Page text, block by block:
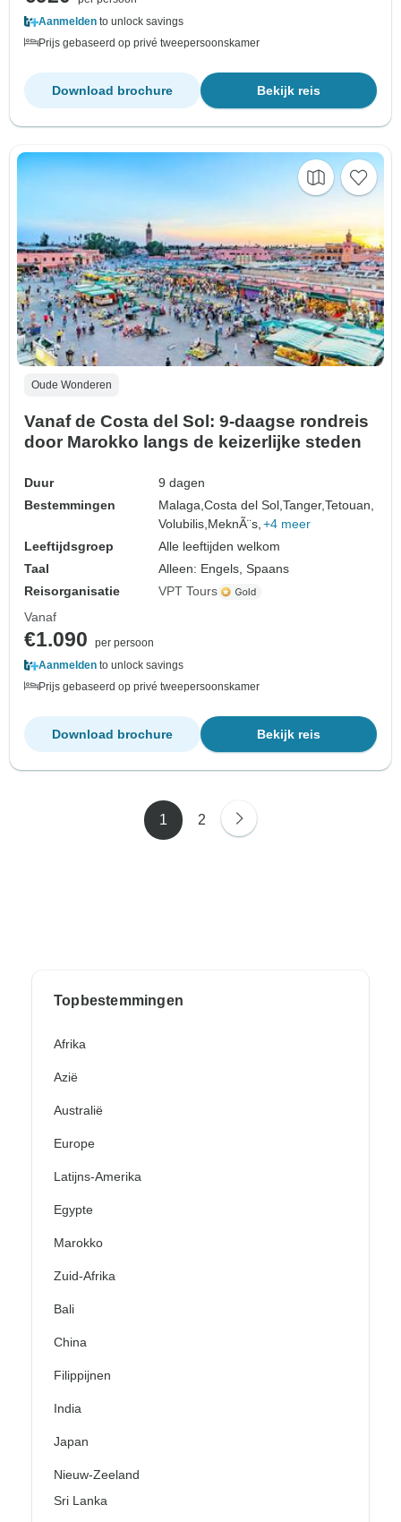
Aanmelden to unlock savings
Prijs gebaseerd op privé tweepersoonskamer
Bekijk reis
Download brochure
Oude Wonderen
Vanaf de Costa del Sol: 9-daagse rondreis
door Marokko langs de keizerlijke steden
Duur
9 dagen
Bestemmingen
Malaga,Costa del Sol,Tanger,Tetouan,
Volubilis,MeknÃ¨s, +4 meer
Leeftijdsgroep
Alle leeftijden welkom
Taal
Alleen: Engels, Spaans
Reisorganisatie
VPT Tours
Vanaf
€1.090
per persoon
Aanmelden to unlock savings
Prijs gebaseerd op privé tweepersoonskamer
Bekijk reis
Download brochure
1 2
Topbestemmingen
Afrika
Azië
Australië
Europe
Latijns-Amerika
Egypte
Marokko
Zuid-Afrika
Bali
China
Filippijnen
India
Japan
Nieuw-Zeeland
Sri Lanka